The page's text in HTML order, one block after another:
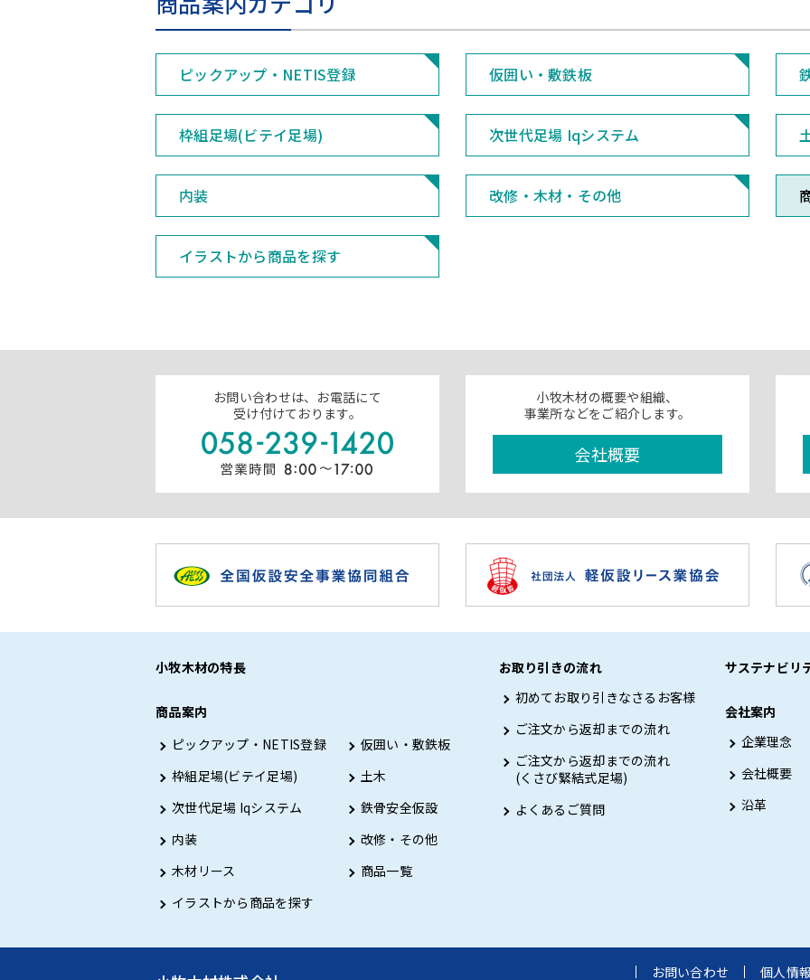
ピックアップ・NETIS登録 仮囲い・敷鉄板
枠組足場(ビテイ足場) 次世代足場 Iqシステム
内装 改修・木材・その他
イラストから商品を探す
お問い合わせは、お電話にて
受け付けております。
小牧木材の概要や組織、
事業所などをご紹介します。
会社概要
小牧木材の特長
商品案内
ピックアップ・NETIS登録
仮囲い・敷鉄板
枠組足場(ビテイ足場)
土木
次世代足場 Iqシステム
鉄骨安全仮設
内装
改修・その他
木材リース
商品一覧
イラストから商品を探す
お取り引きの流れ
初めてお取り引きなさるお客様
ご注文から返却までの流れ
ご注文から返却までの流れ
(くさび緊結式足場)
よくあるご質問
サステナビリ
会社案内
企業理念
会社概要
沿革
お問い合わせ 個人情